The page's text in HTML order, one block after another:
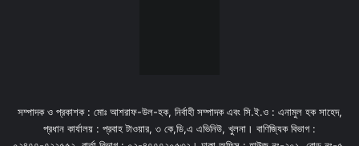
সম্পাদক ও প্রকাশক : মোঃ আশরাফ-উল-হক, নির্বাহী সম্পাদক এবং সি.ই.ও : এনামুল হক সাহেদ,
প্রধান কার্যালয় : প্রবাহ টাওয়ার, ৩ কে,ডি,এ এভিনিউ, খুলনা। বাণিজ্যিক বিভাগ :